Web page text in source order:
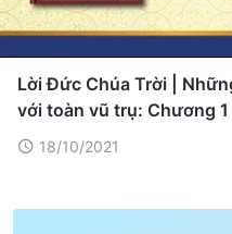
Lời Đức Chúa Trời |
với toàn vũ trụ: Chương 1
18/10/2021